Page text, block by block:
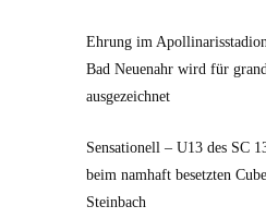
Ehrung im
Bad Neuenahr wird für
ausgezeichnet
Sensationell – U13 des SC
beim namhaft besetzten
Steinbach